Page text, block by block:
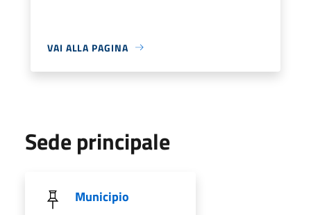
VAI ALLA PAGINA
Sede principale
Municipio